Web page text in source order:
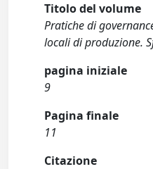
Titolo del volume
Pratiche di
locali di produzione.
pagina iniziale
9
Pagina finale
11
Citazione